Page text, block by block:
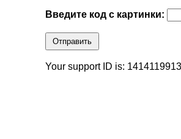
Введите код с картинки:
Отправить
Your support ID is: